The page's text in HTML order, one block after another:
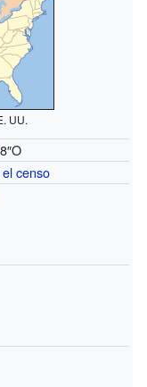
UU.
censo